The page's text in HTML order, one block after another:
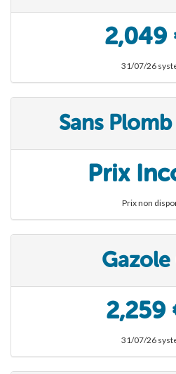
2,049
31/07/26
Sans
Prix
Prix non
Gazole
2,259
31/07/26